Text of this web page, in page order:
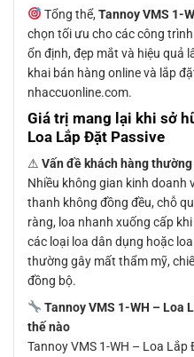
Tổng thể, Tannoy VMS 1-
chọn tối ưu cho các công
ổn định, đẹp mắt và hiệu quả
khai bán hàng online và lắp
nhaccuonline.com.
Giá trị mang lại khi sở
Loa Lắp Đặt Passive
⚠ Vấn đề khách hàng
Nhiều không gian kinh doanh
thanh không đồng đều, chỗ
ràng, loa nhanh xuống cấp
các loại loa dân dụng hoặc
thường gây mất thẩm mỹ,
đồng bộ.
Tannoy VMS 1-WH – Loa
thế nào
Tannoy VMS 1-WH – Loa